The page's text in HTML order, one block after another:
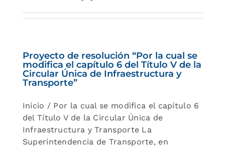
Proyecto de resolución “Por la cual se
modifica el capítulo 6 del Título V de la
Circular Única de Infraestructura y
Transporte”
Inicio / Por la cual se modifica el capítulo 6
del Título V de la Circular Única de
Infraestructura y Transporte La
Superintendencia de Transporte, en